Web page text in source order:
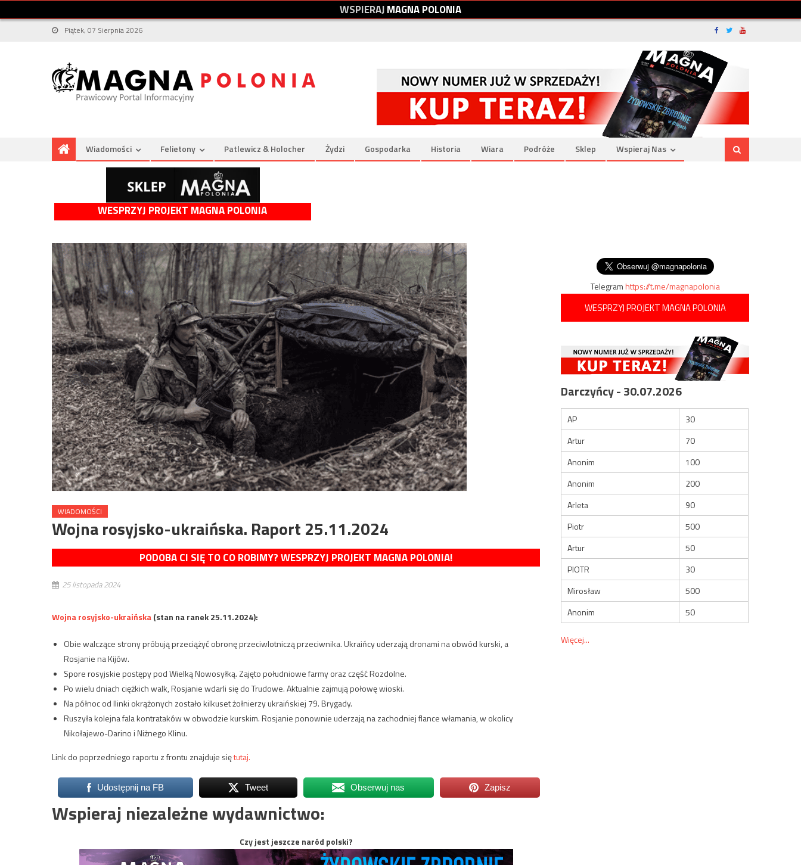
WSPIERAJMAGNAPOLONIA
Piątek, 07 Sierpnia 2026
Wiadomości Felietony Patlewicz & Holocher Żydzi Gospodarka Historia Wiara Podróże Sklep Wspieraj Nas
WESPRZYJ PROJEKT MAGNA POLONIA
WIADOMOŚCI
Wojna rosyjsko-ukraińska. Raport 25.11.2024
PODOBA CI SIĘ TO CO ROBIMY? WESPRZYJ PROJEKT MAGNA POLONIA!
25 listopada 2024
Wojna rosyjsko-ukraińska(stan na ranek 25.11.2024):
Obie walczące strony próbują przeciążyć obronę przeciwlotniczą przeciwnika. Ukraińcy uderzają dronami na obwód kurski, a
Rosjanie na Kijów.
Spore rosyjskie postępy pod Wielką Nowosyłką. Zajęto południowe farmy oraz część Rozdolne.
Po wielu dniach ciężkich walk, Rosjanie wdarli się do Trudowe. Aktualnie zajmują połowę wioski.
Na północ od Ilinki okrążonych zostało kilkuset żołnierzy ukraińskiej 79. Brygady.
Ruszyła kolejna fala kontrataków w obwodzie kurskim. Rosjanie ponownie uderzają na zachodniej flance włamania, w okolicy
Nikołajewo-Darino i Niżnego Klinu.
Link do poprzedniego raportu z frontu znajduje siętutaj.
Udostępnij na FB Tweet Obserwuj nas Zapisz
Wspieraj niezależne wydawnictwo:
Czy jest jeszcze naród polski?
Telegramhttps://t.me/magnapolonia
WESPRZYJ PROJEKT MAGNA POLONIA
Darczyńcy - 30.07.2026
AP
30
Artur
70
Anonim
100
Anonim
200
Arleta
90
Piotr
500
Artur
50
PIOTR
30
Mirosław
500
Anonim
50
Więcej...